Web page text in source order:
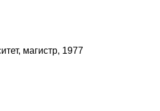
, магистр, 1977